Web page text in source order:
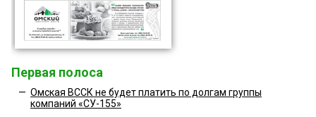
Первая полоса
— Омская ВССК не будет платить по долгам группы
компаний «СУ-155»